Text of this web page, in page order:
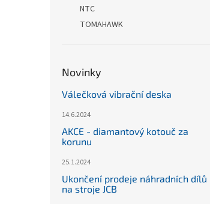
NTC
TOMAHAWK
Novinky
Válečková vibrační deska
14.6.2024
AKCE - diamantový kotouč za
korunu
25.1.2024
Ukončení prodeje náhradních dílů
na stroje JCB